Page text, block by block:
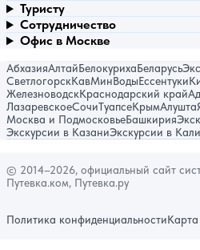
Туристу
Сотрудничество
Офис в Москве
АбхазияАлтайБелокурихаБеларусь
СветлогорскКавМинВодыЕссентуки
ЖелезноводскКраснодарский край
ЛазаревскоеСочиТуапсеКрымАлушта
Москва и ПодмосковьеБашкирия
Экскурсии в КазаниЭкскурсии в
© 2014–2026, официальный сайт
Путевка.ком, Путевка.ру
Политика конфиденциальности